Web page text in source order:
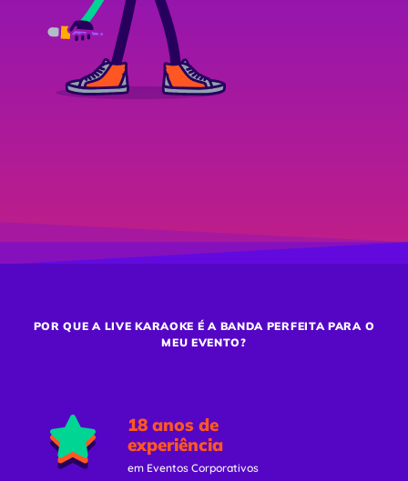
POR QUE A LIVE KARAOKE É A BANDA PERFEITA PARA O
MEU EVENTO?
18 anos de
experiência
em Eventos Corporativos